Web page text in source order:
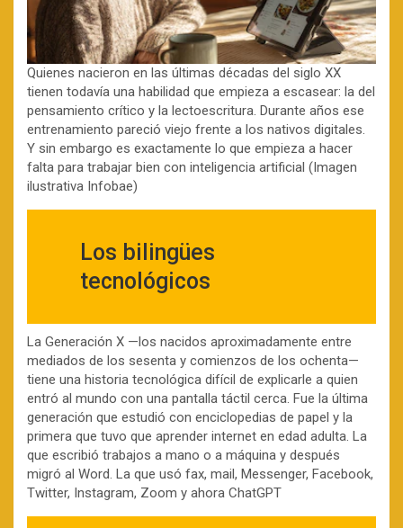
Quienes nacieron en las últimas décadas del siglo XX
tienen todavía una habilidad que empieza a escasear: la del
pensamiento crítico y la lectoescritura. Durante años ese
entrenamiento pareció viejo frente a los nativos digitales.
Y sin embargo es exactamente lo que empieza a hacer
falta para trabajar bien con inteligencia artificial (Imagen
ilustrativa Infobae)
Los bilingües
tecnológicos
La Generación X —los nacidos aproximadamente entre
mediados de los sesenta y comienzos de los ochenta—
tiene una historia tecnológica difícil de explicarle a quien
entró al mundo con una pantalla táctil cerca. Fue la última
generación que estudió con enciclopedias de papel y la
primera que tuvo que aprender internet en edad adulta. La
que escribió trabajos a mano o a máquina y después
migró al Word. La que usó fax, mail, Messenger, Facebook,
Twitter, Instagram, Zoom y ahora ChatGPT